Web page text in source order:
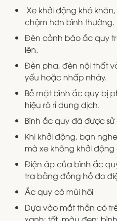
Xe khởi động khó
chậm hơn bình thường.
Đèn cảnh báo ắc quy
lên.
Đèn pha, đèn nội thất
yếu hoặc nhấp nháy.
Bề mặt bình ắc quy bị
hiệu rò rỉ dung dịch.
Bình ắc quy đã được
Khi khởi động, bạn
mà xe không khởi động
Điện áp của bình ắc
tra bằng đồng hồ đo
Ắc quy có mùi hôi
Dựa vào mắt thần có